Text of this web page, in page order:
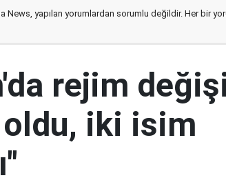
yapılan yorumlardan sorumlu değildir. Her bir
rejim
oldu, iki isim